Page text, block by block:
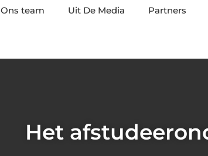
Ons team Uit De Media Partners
Het